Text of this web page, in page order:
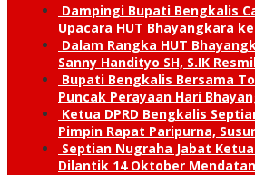
Dampingi Bupati Bengkalis
Upacara HUT Bhayangkara
Dalam Rangka HUT
Sanny Handityo SH, S.IK
Bupati Bengkalis Bersama
Puncak Perayaan Hari
Ketua DPRD Bengkalis
Pimpin Rapat Paripurna,
Septian Nugraha Jabat Ketua
Dilantik 14 Oktober